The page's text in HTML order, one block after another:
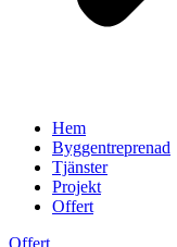
Hem
Byggentreprenad
Tjänster
Projekt
Offert
Offert